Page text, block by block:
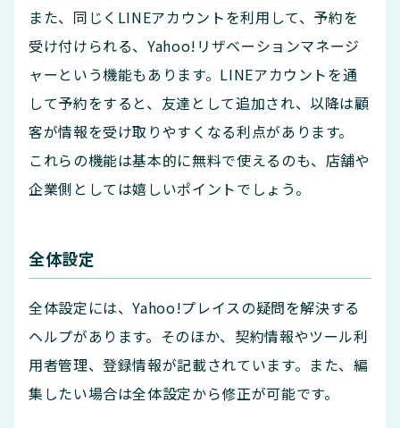
また、同じくLINEアカウントを利用して、予約を
受け付けられる、Yahoo!リザベーションマネージ
ャーという機能もあります。LINEアカウントを通
して予約をすると、友達として追加され、以降は顧
客が情報を受け取りやすくなる利点があります。
これらの機能は基本的に無料で使えるのも、店舗や
企業側としては嬉しいポイントでしょう。
全体設定
全体設定には、Yahoo!プレイスの疑問を解決する
ヘルプがあります。そのほか、契約情報やツール利
用者管理、登録情報が記載されています。また、編
集したい場合は全体設定から修正が可能です。